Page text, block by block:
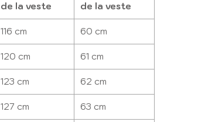
de la veste
de la veste
116 cm 60 cm
120 cm 61 cm
123 cm 62 cm
127 cm 63 cm